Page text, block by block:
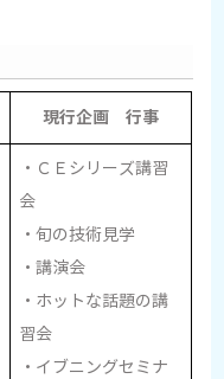
現行企画 行事
・ＣＥシリーズ講習
会
・旬の技術見学
・講演会
・ホットな話題の講
習会
・イブニングセミナ